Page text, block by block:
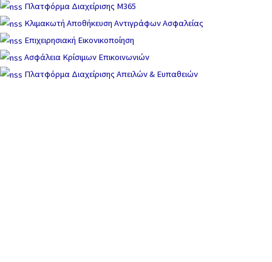
Πλατφόρμα Διαχείρισης M365
Κλιμακωτή Αποθήκευση Αντιγράφων Ασφαλείας
Επιχειρησιακή Εικονικοποίηση
Ασφάλεια Κρίσιμων Επικοινωνιών
Πλατφόρμα Διαχείρισης Απειλών & Ευπαθειών